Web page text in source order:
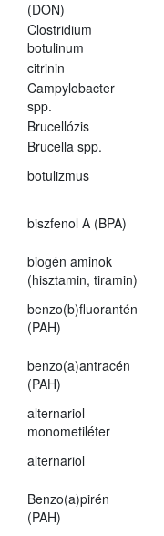
(DON)
Clostridium
botulinum
citrinin
Campylobacter
spp.
Brucellózis
Brucella spp.
botulizmus
biszfenol A (BPA)
biogén aminok
(hisztamin, tiramin)
benzo(b)fluorantén
(PAH)
benzo(a)antracén
(PAH)
alternariol-
monometiléter
alternariol
Benzo(a)pirén
(PAH)